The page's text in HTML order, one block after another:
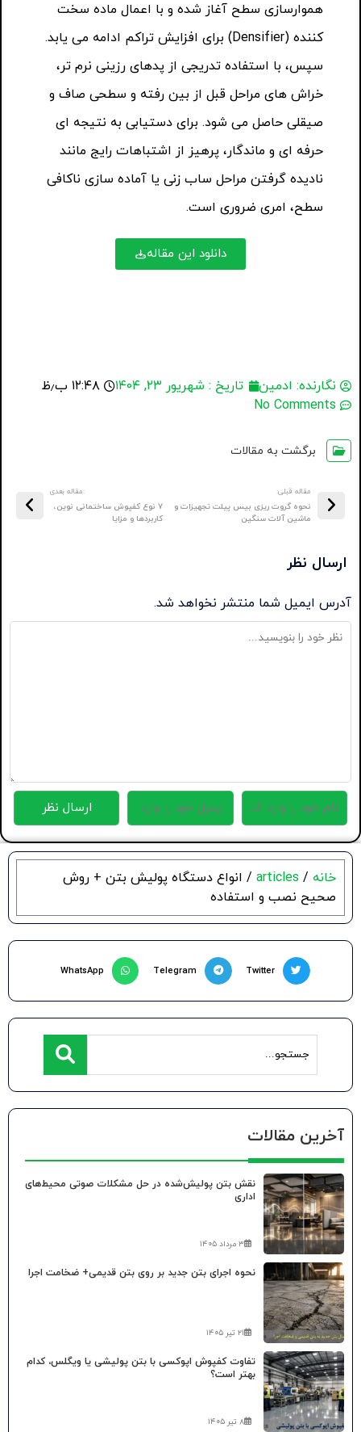
هموارسازی سطح آغاز شده و با اعمال ماده سخت
کننده (Densifier) برای افزایش تراکم ادامه می یابد.
سپس، با استفاده تدریجی از پدهای رزینی نرم تر،
خراش های مراحل قبل از بین رفته و سطحی صاف و
صیقلی حاصل می شود. برای دستیابی به نتیجه ای
حرفه ای و ماندگار، پرهیز از اشتباهات رایج مانند
نادیده گرفتن مراحل ساب زنی یا آماده سازی ناکافی
سطح، امری ضروری است.
دانلود این مقاله
نگارنده: ادمین تاریخ : شهریور ۲۳, ۱۴۰۴
۱۲:۴۸ ب٫ظ
No Comments
برگشت به مقالات
مقاله قبلی:
نحوه گروت ریزی بیس پیلت تجهیزات و
ماشین آلات سنگین
:مقاله بعدی
۷ نوع کفپوش ساختمانی نوین،
کاربردها و مزایا
ارسال نظر
آدرس ایمیل شما منتشر نخواهد شد.
خانه /
articles / انواع دستگاه پولیش بتن + روش
صحیح نصب و استفاده
Twitter
Telegram
WhatsApp
آخرین مقالات
نقش بتن پولیش‌شده در حل مشکلات صوتی محیط‌های
اداری
۳ مرداد ۱۴۰۵
نحوه اجرای بتن جدید بر روی بتن قدیمی+ ضخامت اجرا
۲۱ تیر ۱۴۰۵
تفاوت کفپوش اپوکسی با بتن پولیشی یا ویگلس، کدام
بهتر است؟
۸ تیر ۱۴۰۵